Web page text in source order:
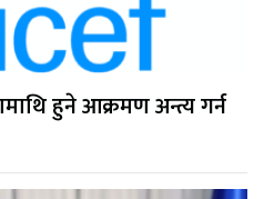
हुने आक्रमण अन्त्य गर्न